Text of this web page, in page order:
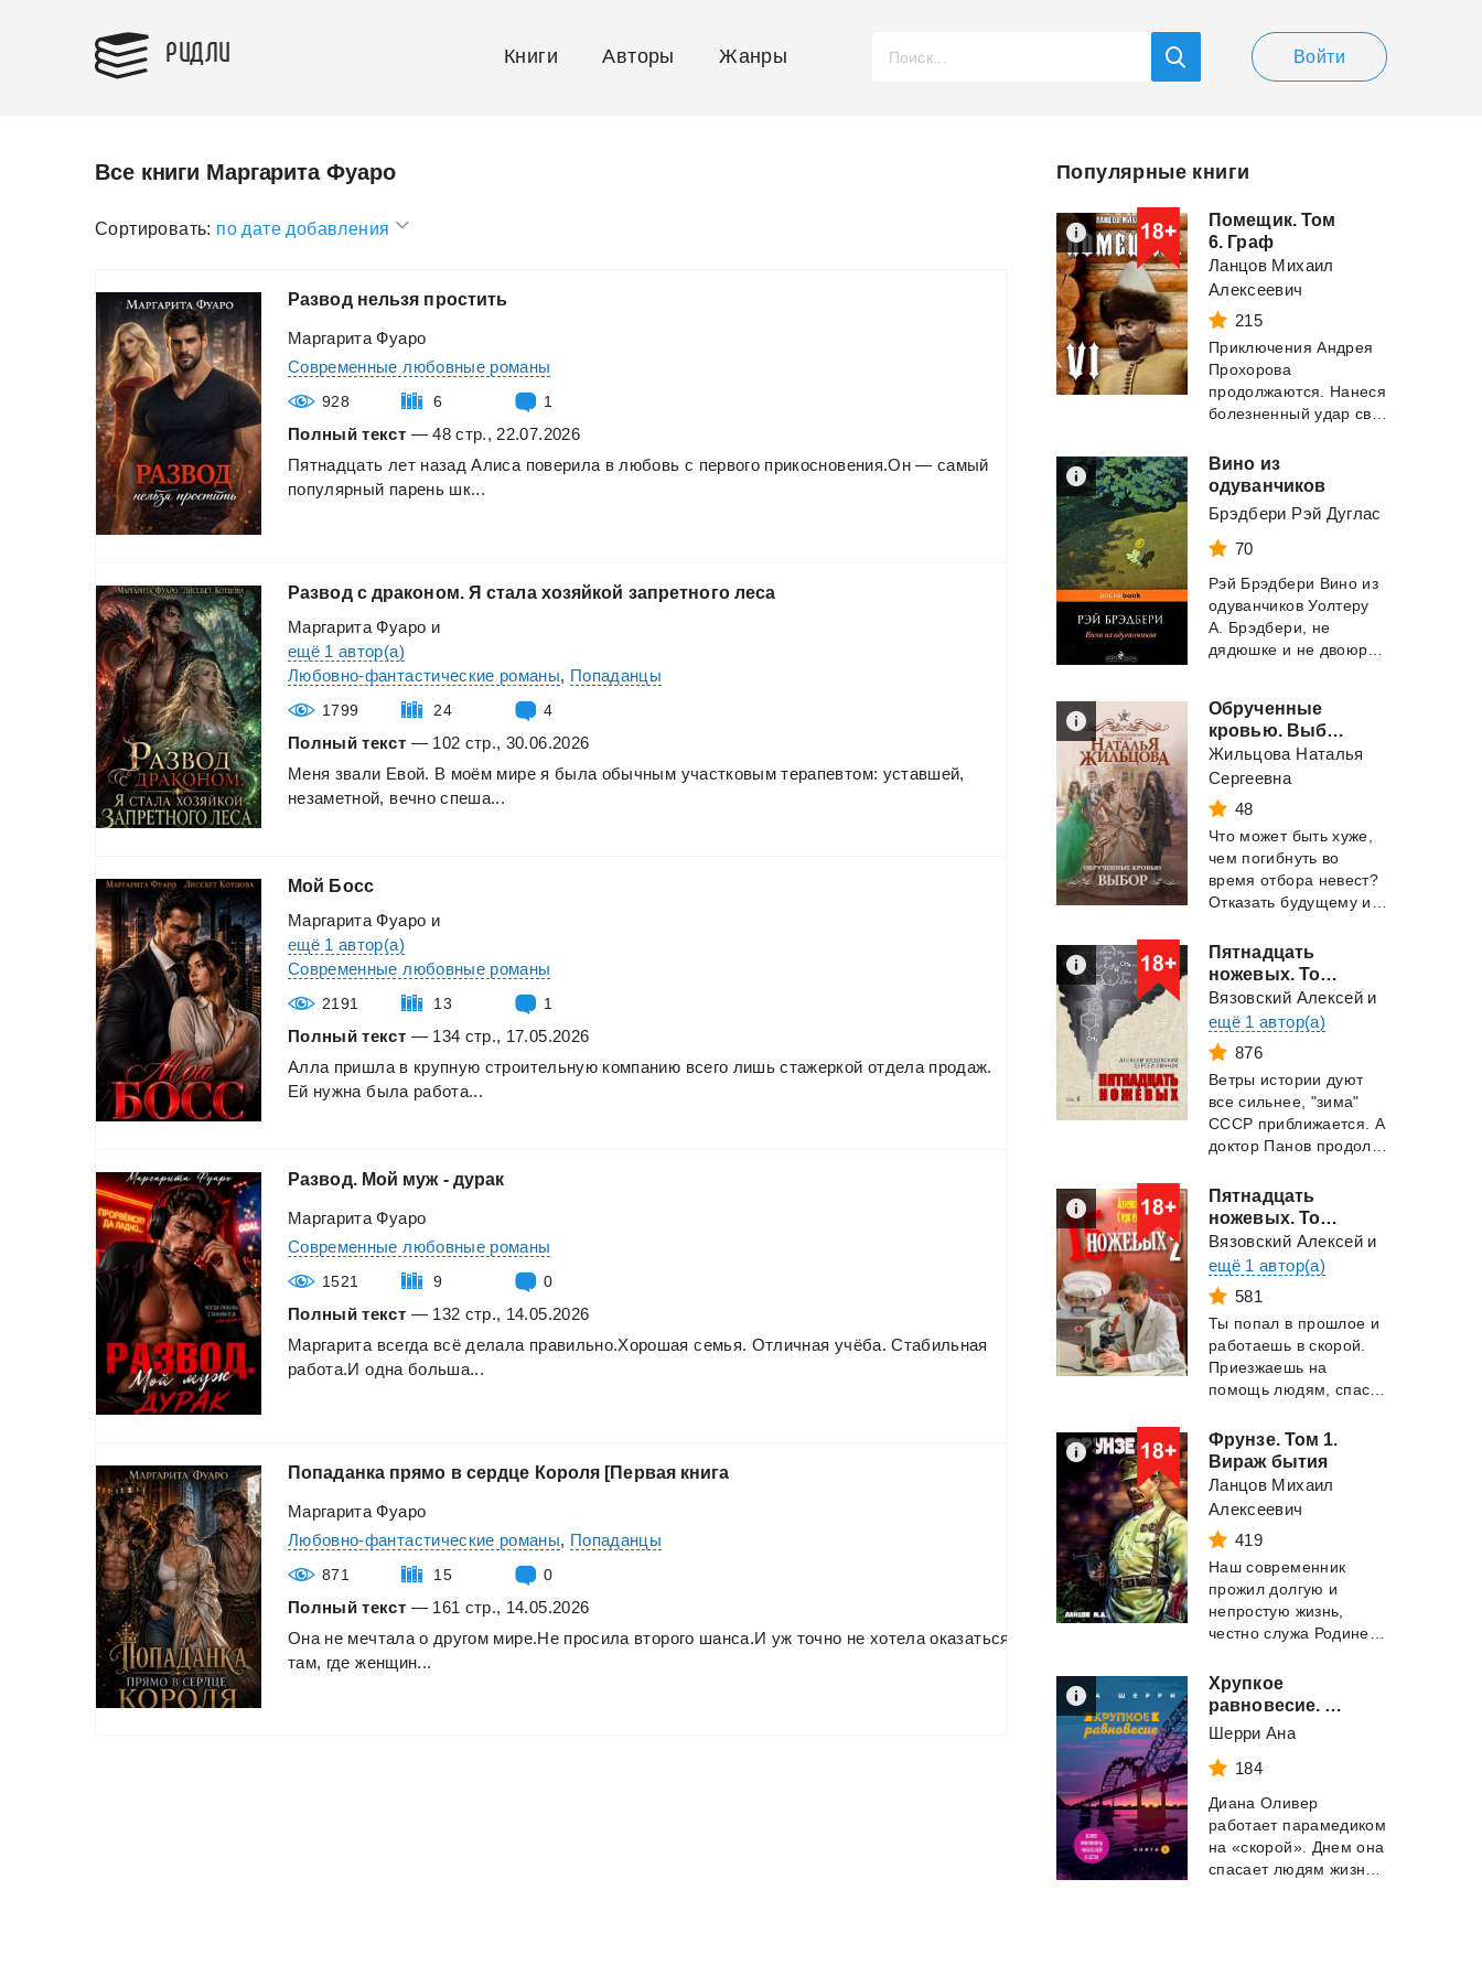
РИДЛИ Книги Авторы Жанры Войти
Все книги Маргарита Фуаро
Сортировать: по дате добавления
Развод нельзя простить
Маргарита Фуаро
Современные любовные романы
928 6 1
Полный текст — 48 стр., 22.07.2026
Пятнадцать лет назад Алиса поверила в любовь с первого прикосновения.Он — самый
популярный парень шк...
Развод с драконом. Я стала хозяйкой запретного леса
Маргарита Фуаро и
ещё 1 автор(а)
Любовно-фантастические романы, Попаданцы
1799 24 4
Полный текст — 102 стр., 30.06.2026
Меня звали Евой. В моём мире я была обычным участковым терапевтом: уставшей,
незаметной, вечно спеша...
Мой Босс
Маргарита Фуаро и
ещё 1 автор(а)
Современные любовные романы
2191 13 1
Полный текст — 134 стр., 17.05.2026
Алла пришла в крупную строительную компанию всего лишь стажеркой отдела продаж.
Ей нужна была работа...
Развод. Мой муж - дурак
Маргарита Фуаро
Современные любовные романы
1521 9 0
Полный текст — 132 стр., 14.05.2026
Маргарита всегда всё делала правильно.Хорошая семья. Отличная учёба. Стабильная
работа.И одна больша...
Попаданка прямо в сердце Короля [Первая книга
Маргарита Фуаро
Любовно-фантастические романы, Попаданцы
871 15 0
Полный текст — 161 стр., 14.05.2026
Она не мечтала о другом мире.Не просила второго шанса.И уж точно не хотела оказаться
там, где женщин...
Популярные книги
Помещик. Том
6. Граф
Ланцов Михаил
Алексеевич
215
Приключения Андрея
Прохорова
продолжаются. Нанеся
Вино из
одуванчиков
Брэдбери Рэй Дуглас
70
Рэй Брэдбери Вино из
одуванчиков Уолтеру
А. Брэдбери, не
Обрученные
кровью. Выбор
Жильцова Наталья
Сергеевна
48
Что может быть хуже,
чем погибнуть во
время отбора невест?
Пятнадцать
ножевых. Том 4
Вязовский Алексейи
ещё 1 автор(а)
876
Ветры истории дуют
все сильнее, "зима"
СССР приближается. А
Пятнадцать
ножевых. Том 2
Вязовский Алексейи
ещё 1 автор(а)
581
Ты попал в прошлое и
работаешь в скорой.
Приезжаешь на
Фрунзе. Том 1.
Вираж бытия
Ланцов Михаил
Алексеевич
419
Наш современник
прожил долгую и
непростую жизнь,
Хрупкое
равновесие. Книга 1
Шерри Ана
184
Диана Оливер
работает парамедиком
на «скорой». Днем она